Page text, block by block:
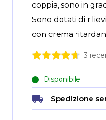
coppia, sono in
Sono dotati di
con crema
3
Disponibile
Spedizione
gallery